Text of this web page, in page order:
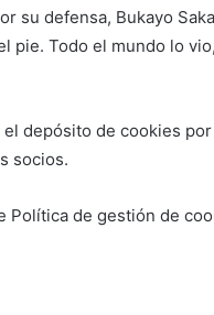
su defensa, Bukayo
pie. Todo el mundo lo
el depósito de cookies
socios.
Política de gestión de